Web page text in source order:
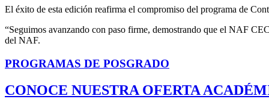
El éxito de esta edición reafirma el compromiso del programa de
“Seguimos avanzando con paso firme, demostrando que el NAF
del NAF.
PROGRAMAS DE POSGRADO
CONOCE NUESTRA OFERTA